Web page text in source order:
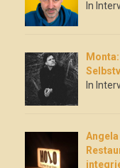
In
In